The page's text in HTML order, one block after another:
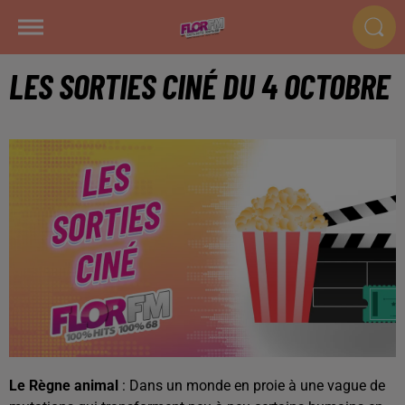
LES SORTIES CINÉ DU 4 OCTOBRE
Le Règne animal : Dans un monde en proie à une vague de